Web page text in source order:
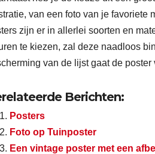
van een foto van je
zijn er in allerlei soorten en
te kiezen, zal deze naadloos
van de lijst gaat de
Berichten:
Posters
Foto op Tuinposter
Een vintage poster met een